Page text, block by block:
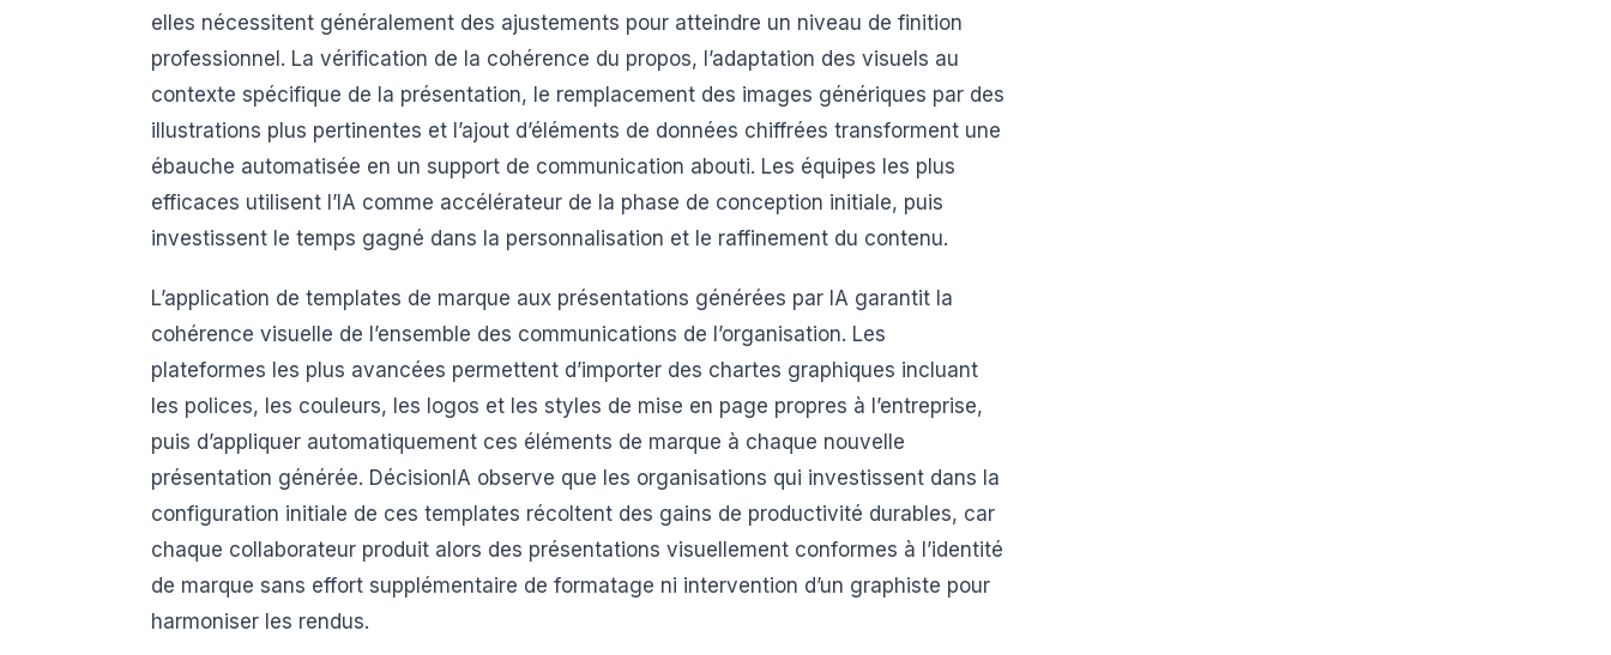
elles nécessitent généralement des ajustements pour atteindre un niveau de finition
professionnel. La vérification de la cohérence du propos, l’adaptation des visuels au
contexte spécifique de la présentation, le remplacement des images génériques par des
illustrations plus pertinentes et l’ajout d’éléments de données chiffrées transforment une
ébauche automatisée en un support de communication abouti. Les équipes les plus
efficaces utilisent l’IA comme accélérateur de la phase de conception initiale, puis
investissent le temps gagné dans la personnalisation et le raffinement du contenu.
L’application de templates de marque aux présentations générées par IA garantit la
cohérence visuelle de l’ensemble des communications de l’organisation. Les
plateformes les plus avancées permettent d’importer des chartes graphiques incluant
les polices, les couleurs, les logos et les styles de mise en page propres à l’entreprise,
puis d’appliquer automatiquement ces éléments de marque à chaque nouvelle
présentation générée. DécisionIA observe que les organisations qui investissent dans la
configuration initiale de ces templates récoltent des gains de productivité durables, car
chaque collaborateur produit alors des présentations visuellement conformes à l’identité
de marque sans effort supplémentaire de formatage ni intervention d’un graphiste pour
harmoniser les rendus.